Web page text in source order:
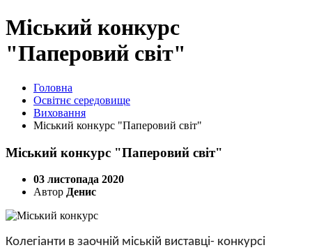
Міський конкурс
"Паперовий світ"
Головна
Освітнє середовище
Виховання
Міський конкурс "Паперовий світ"
Міський конкурс "Паперовий світ"
03 листопада 2020
Автор Денис
Колегіанти в заочній міській виставці- конкурсі